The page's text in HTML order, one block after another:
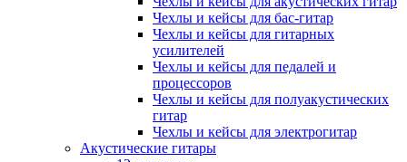
Чехлы и кейсы для бас-гитар
Чехлы и кейсы для гитарных
усилителей
Чехлы и кейсы для педалей и
процессоров
Чехлы и кейсы для полуакустических
гитар
Чехлы и кейсы для электрогитар
Акустические гитары